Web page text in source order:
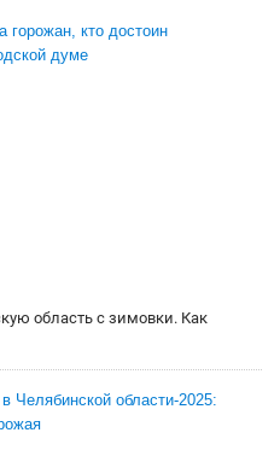
горожан, кто достоин
думе
область с зимовки. Как
Челябинской области-2025: